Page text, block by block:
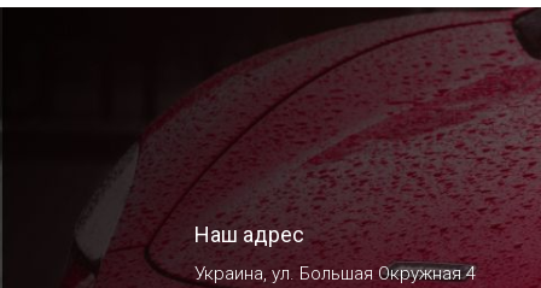
Наш адрес
Украина, ул. Большая Окружная 4